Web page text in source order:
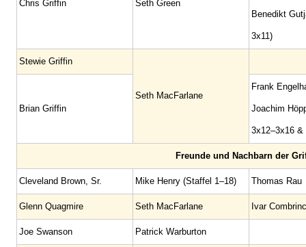
Chris Griffin Seth Green
Benedikt
3x11)
Stewie Griffin
Seth MacFarlane
Brian Griffin
Frank
Joachim
3x12–3x16 &
Freunde und Nachbarn der
Cleveland Brown, Sr. Mike Henry (Staffel 1–18) Thomas Rau
Glenn Quagmire Seth MacFarlane Ivar
Joe Swanson Patrick Warburton